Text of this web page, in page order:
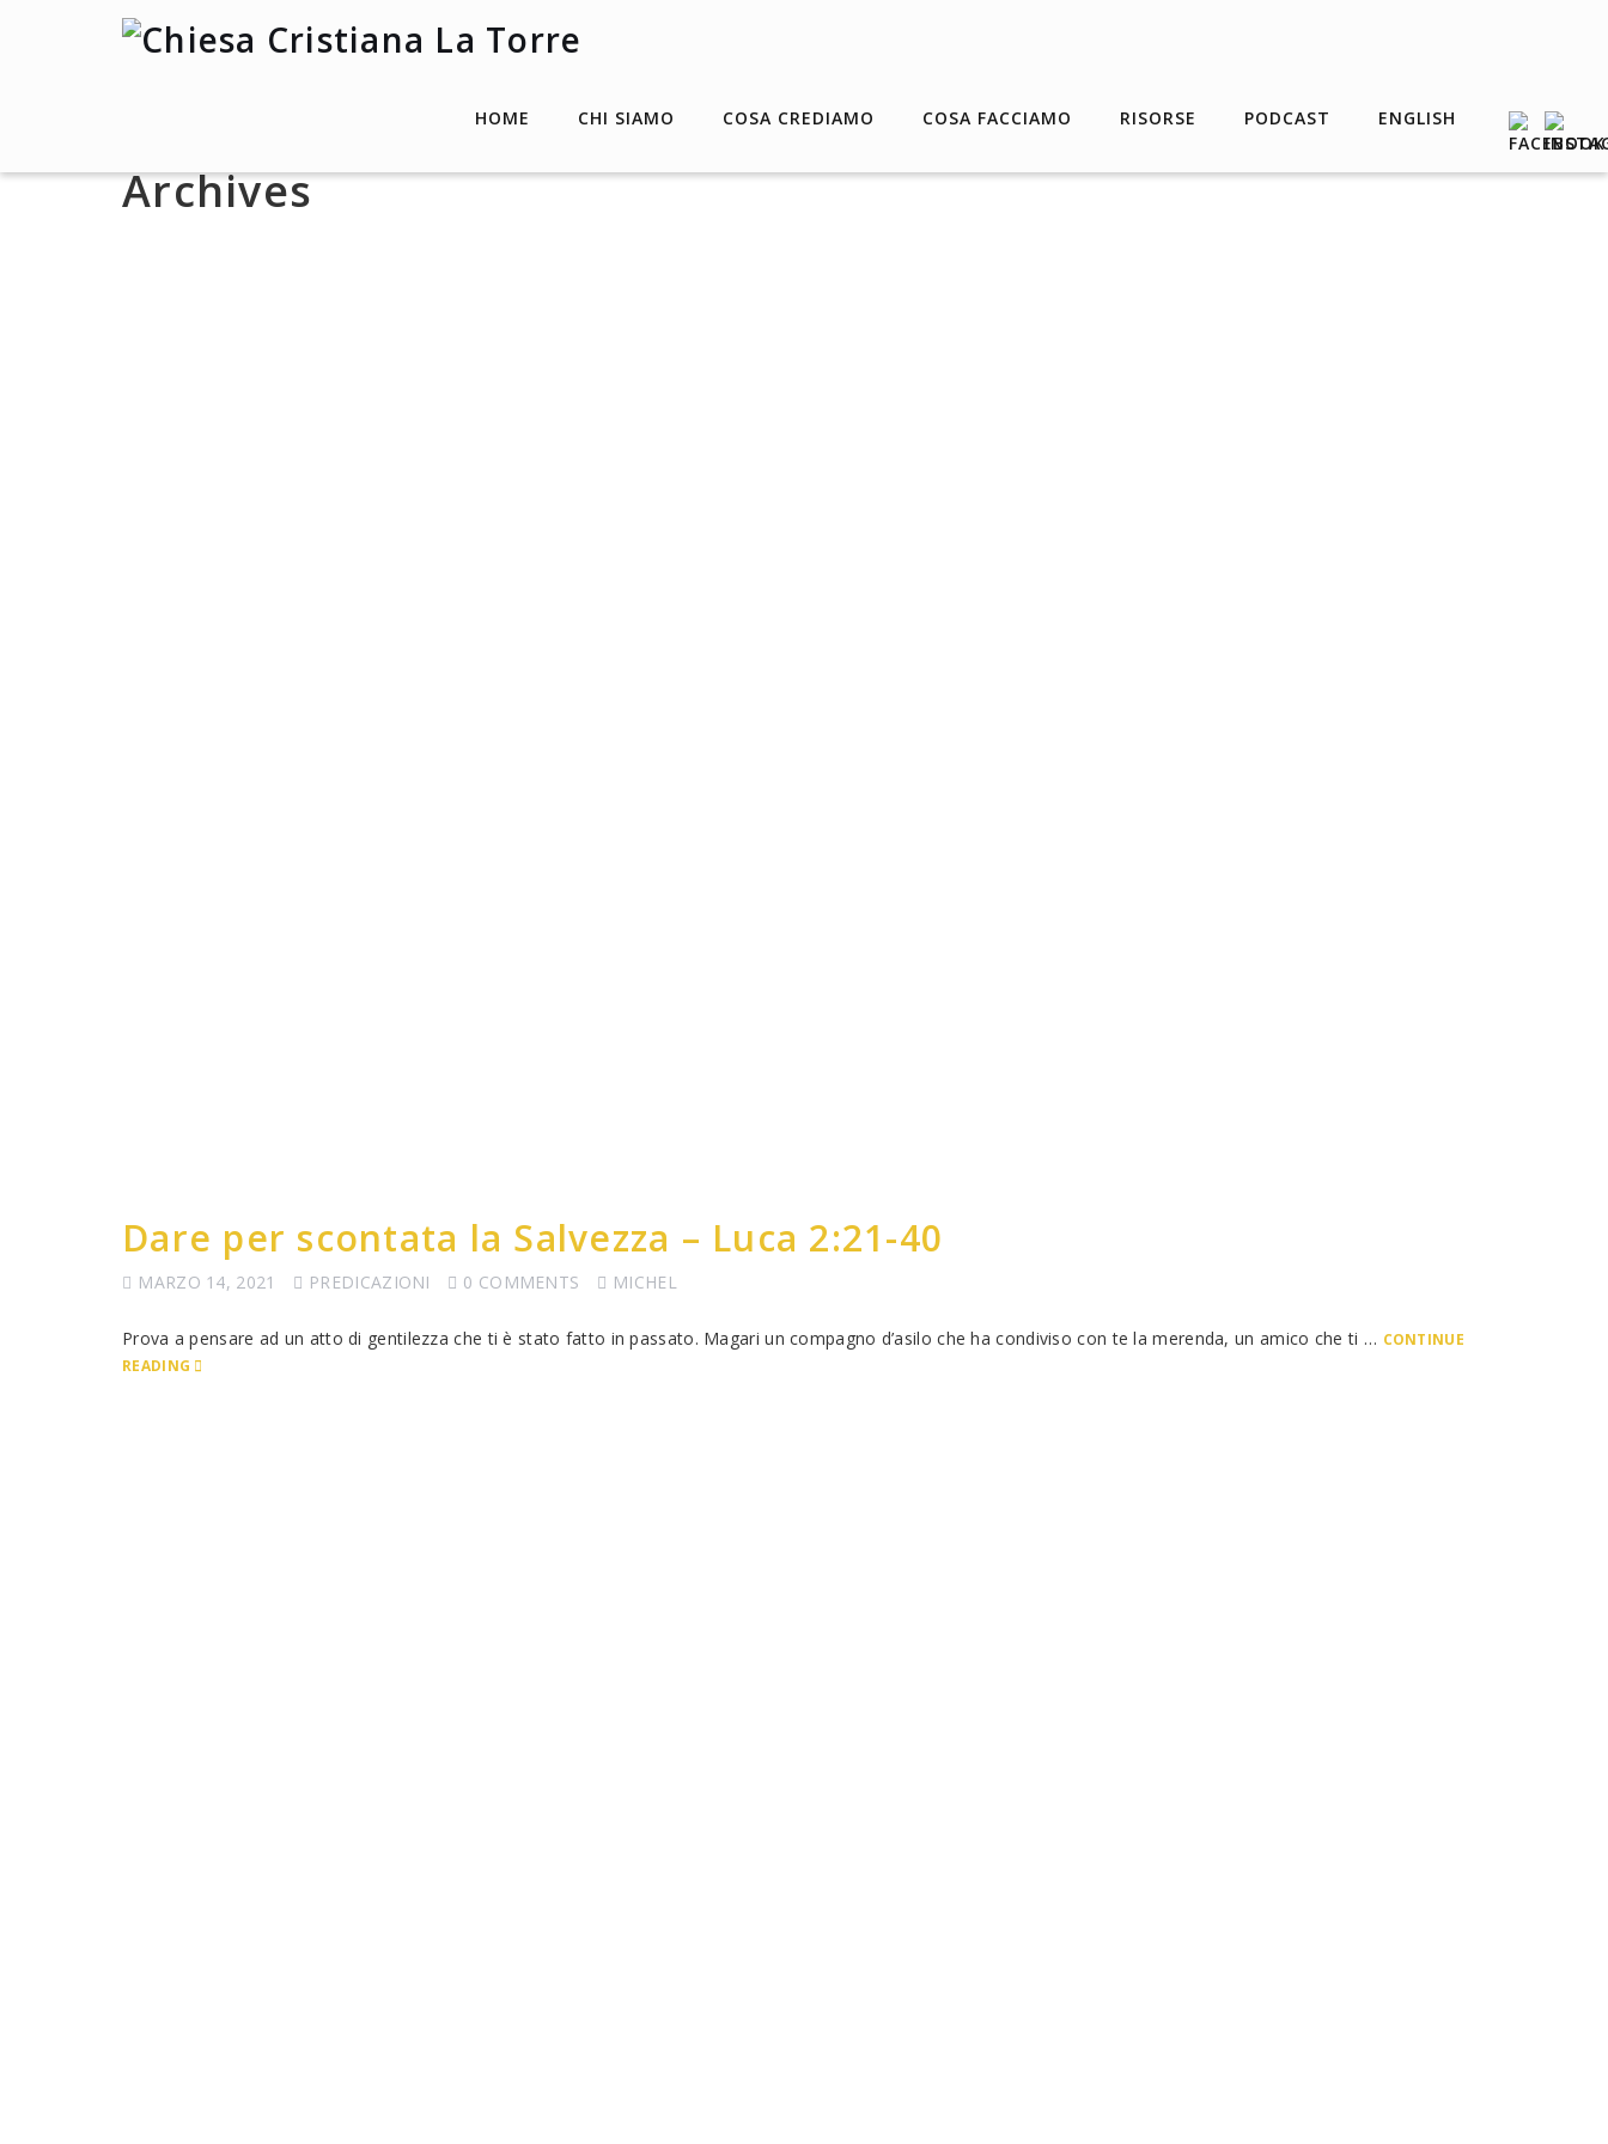
HOME CHI SIAMO COSA CREDIAMO COSA FACCIAMO RISORSE PODCAST ENGLISH
Archives
Dare per scontata la Salvezza – Luca 2:21-40
MARZO 14, 2021 PREDICAZIONI 0 COMMENTS MICHEL
Prova a pensare ad un atto di gentilezza che ti è stato fatto in passato. Magari un compagno d’asilo che ha condiviso con te la merenda, un amico che ti … CONTINUE
READING